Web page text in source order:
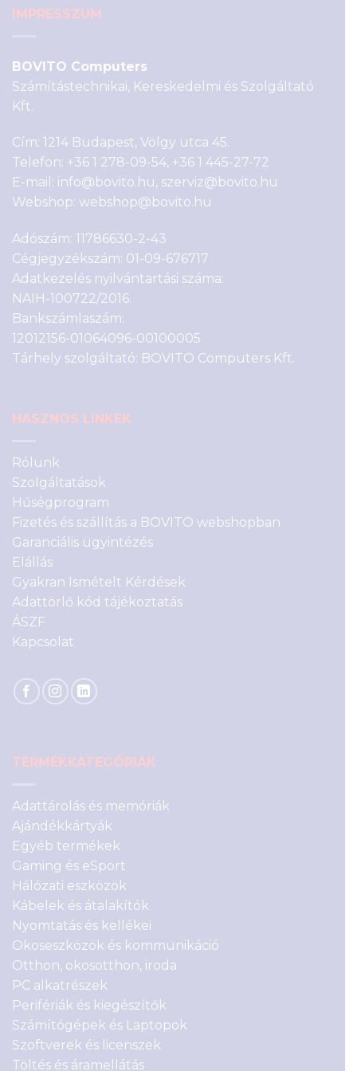
IMPRESSZUM
BOVITO Computers
Számítástechnikai, Kereskedelmi és Szolgáltató
Kft.
Cím: 1214 Budapest, Völgy utca 45.
Telefon: +36 1 278-09-54, +36 1 445-27-72
E-mail: info@bovito.hu, szerviz@bovito.hu
Webshop: webshop@bovito.hu
Adószám: 11786630-2-43
Cégjegyzékszám: 01-09-676717
Adatkezelés nyilvántartási száma:
NAIH-100722/2016.
Bankszámlaszám:
12012156-01064096-00100005
Tárhely szolgáltató: BOVITO Computers Kft.
HASZNOS LINKEK
Rólunk
Szolgáltatások
Hűségprogram
Fizetés és szállítás a BOVITO webshopban
Garanciális ügyintézés
Elállás
Gyakran Ismételt Kérdések
Adattörlő kód tájékoztatás
ÁSZF
Kapcsolat
TERMÉKKATEGÓRIÁK
Adattárolás és memóriák
Ajándékkártyák
Egyéb termékek
Gaming és eSport
Hálózati eszközök
Kábelek és átalakítók
Nyomtatás és kellékei
Okoseszközök és kommunikáció
Otthon, okosotthon, iroda
PC alkatrészek
Perifériák és kiegészítők
Számítógépek és Laptopok
Szoftverek és licenszek
Töltés és áramellátás